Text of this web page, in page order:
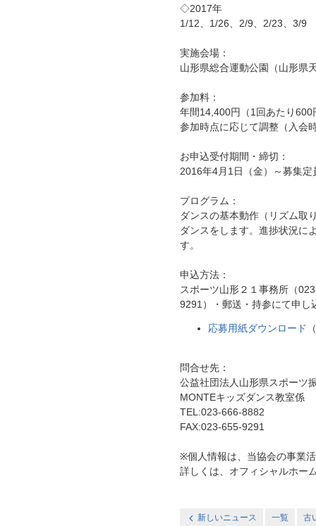
◇2017年
1/12、1/26、2/9、2/23、3/9
実施会場：
山形県総合運動公園（山形県
参加料：
年間14,400円（1回あたり
参加時点に応じて調整（入会
お申込受付期間・締切：
2016年4月1日（金）～募集
プログラム：
ダンスの基本動作（リズム取
ダンスをします。進捗状況に
す。
申込方法：
スポーツ山形２１事務所（
9291）・郵送・持参にて申し
応募用紙ダウンロード
問合せ先：
公益社団法人山形県スポーツ
MONTEキッズダンス教室係
TEL:023-666-8882
FAX:023-655-9291
※個人情報は、当協会の事業
詳しくは、オフィシャルホー
新しいニュース 一覧 古